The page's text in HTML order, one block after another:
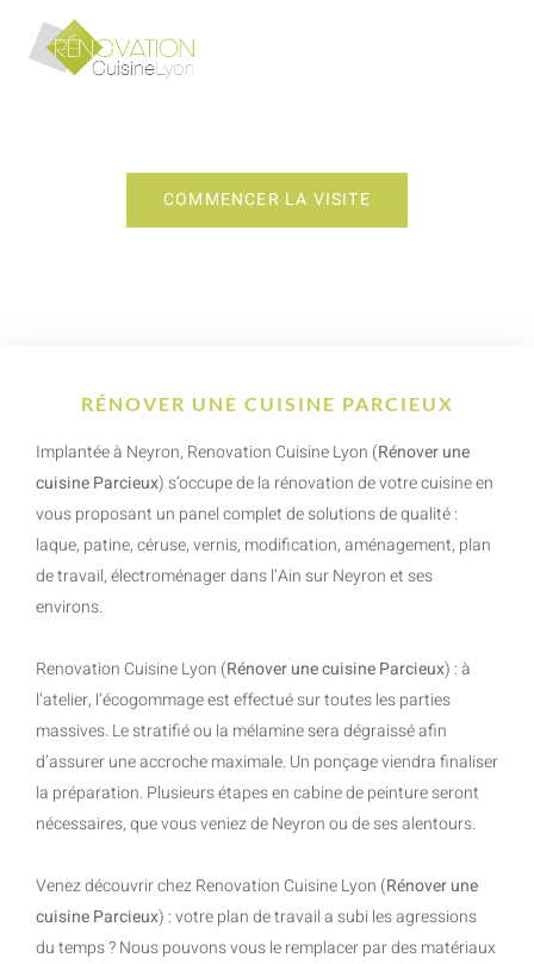
COMMENCER LA VISITE
RÉNOVER UNE CUISINE PARCIEUX
Implantée à Neyron, Renovation Cuisine Lyon (Rénover une
cuisine Parcieux) s’occupe de la rénovation de votre cuisine en
vous proposant un panel complet de solutions de qualité :
laque, patine, céruse, vernis, modification, aménagement, plan
de travail, électroménager dans l’Ain sur Neyron et ses
environs.
Renovation Cuisine Lyon (Rénover une cuisine Parcieux) : à
l’atelier, l’écogommage est effectué sur toutes les parties
massives. Le stratifié ou la mélamine sera dégraissé afin
d’assurer une accroche maximale. Un ponçage viendra finaliser
la préparation. Plusieurs étapes en cabine de peinture seront
nécessaires, que vous veniez de Neyron ou de ses alentours.
Venez découvrir chez Renovation Cuisine Lyon (Rénover une
cuisine Parcieux) : votre plan de travail a subi les agressions
du temps ? Nous pouvons vous le remplacer par des matériaux